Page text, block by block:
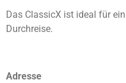
Das ClassicX ist ideal für
Durchreise.
Adresse